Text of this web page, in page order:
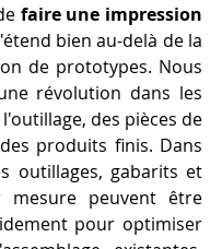
faire une impression
bien au-delà de la
de prototypes. Nous
révolution dans les
des pièces de
produits finis. Dans
outillages, gabarits et
mesure peuvent être
pour optimiser